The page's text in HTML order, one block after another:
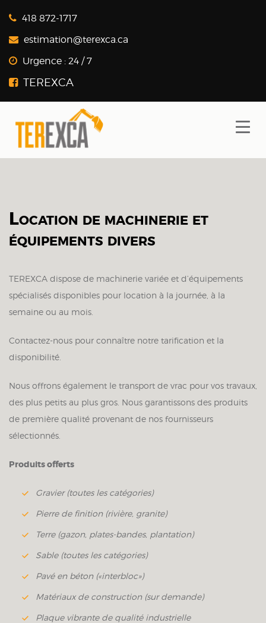
418 872-1717
estimation@terexca.ca
Urgence : 24 / 7
Location de machinerie et
équipements divers
TEREXCA dispose de machinerie variée et d’équipements
spécialisés disponibles pour location à la journée, à la
semaine ou au mois.
Contactez-nous pour connaître notre tarification et la
disponibilité.
Nous offrons également le transport de vrac pour vos travaux,
des plus petits au plus gros. Nous garantissons des produits
de première qualité provenant de nos fournisseurs
sélectionnés.
Produits offerts
Gravier (toutes les catégories)
Pierre de finition (rivière, granite)
Terre (gazon, plates-bandes, plantation)
Sable (toutes les catégories)
Pavé en béton («interbloc»)
Matériaux de construction (sur demande)
Plaque vibrante de qualité industrielle